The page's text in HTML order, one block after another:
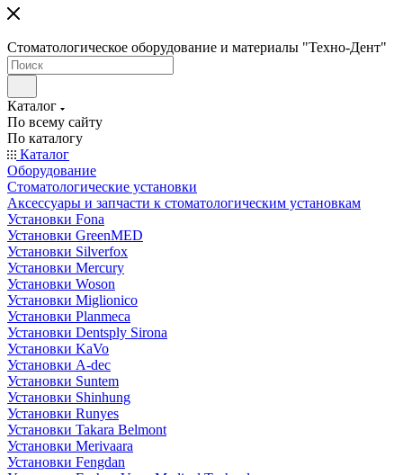
Стоматологическое оборудование и материалы "Техно-Дент"
Каталог
По всему сайту
По каталогу
Каталог
Оборудование
Стоматологические установки
Аксессуары и запчасти к стоматологическим установкам
Установки Fona
Установки GreenMED
Установки Silverfox
Установки Mercury
Установки Woson
Установки Miglionico
Установки Planmeca
Установки Dentsply Sirona
Установки KaVo
Установки A-dec
Установки Suntem
Установки Shinhung
Установки Runyes
Установки Takara Belmont
Установки Merivaara
Установки Fengdan